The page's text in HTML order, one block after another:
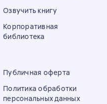
Озвучить книгу
Корпоративная
библиотека
Публичная оферта
Политика обработки
персональных данных